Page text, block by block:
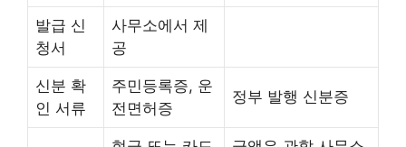
발급 신
청서
사무소에서 제
공
신분 확
인 서류
주민등록증, 운
전면허증
정부 발행 신분증